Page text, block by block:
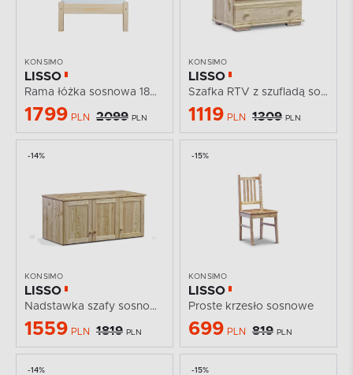
KONSIMO
LISSO
Rama łóżka sosnowa 180 cm
1799 PLN 2099 PLN
KONSIMO
LISSO
Szafka RTV z szufladą sosnowy
1119 PLN 1309 PLN
-14%
KONSIMO
LISSO
Nadstawka szafy sosnowa 120 cm
1559 PLN 1819 PLN
-15%
KONSIMO
LISSO
Proste krzesło sosnowe
699 PLN 819 PLN
-14% -15%